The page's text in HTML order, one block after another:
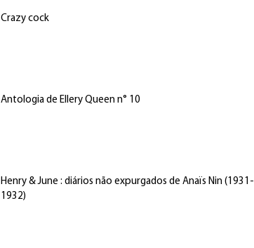
Crazy cock
Antologia de Ellery Queen n° 10
Henry & June : diários não expurgados de Anaïs Nin (1931-
1932)